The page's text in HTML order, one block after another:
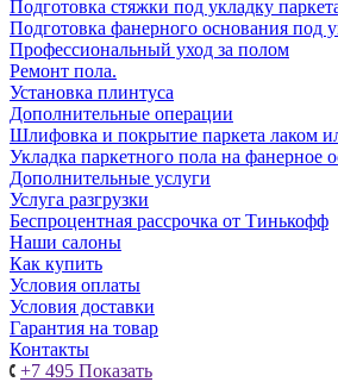
Подготовка стяжки под укладку
Подготовка фанерного основания под
Профессиональный уход за полом
Ремонт пола.
Установка плинтуса
Дополнительные операции
Шлифовка и покрытие паркета лаком
Укладка паркетного пола на фанерное
Дополнительные услуги
Услуга разгрузки
Беспроцентная рассрочка от Тинькофф
Наши салоны
Как купить
Условия оплаты
Условия доставки
Гарантия на товар
Контакты
+7 495 Показать